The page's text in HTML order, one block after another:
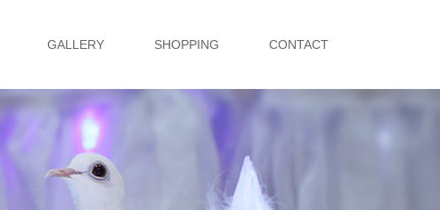
GALLERY SHOPPING CONTACT